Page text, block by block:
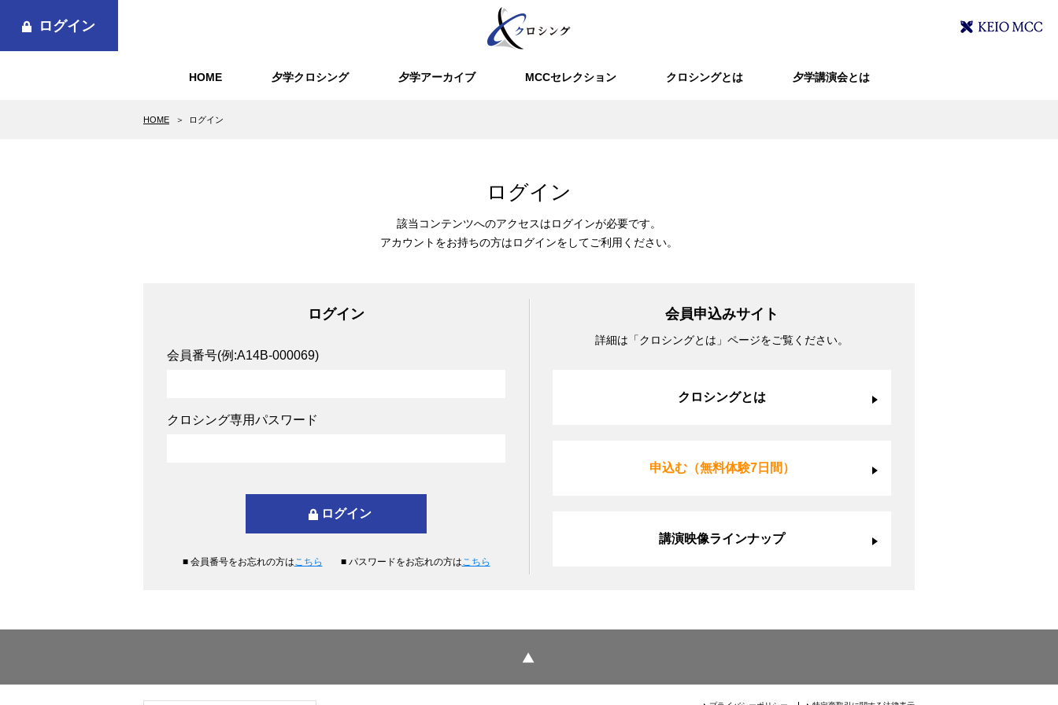
HOME 夕学クロシング 夕学アーカイブ MCCセレクション クロシングとは 夕学講演会とは
ログイン
HOME ログイン
ログイン
該当コンテンツへのアクセスはログインが必要です。
アカウントをお持ちの方はログインをしてご利用ください。
ログイン
会員番号(例:A14B-000069)
クロシング専用パスワード
■ 会員番号をお忘れの方はこちら ■ パスワードをお忘れの方はこちら
会員申込みサイト
詳細は「クロシングとは」ページをご覧ください。
クロシングとは
申込む（無料体験7日間）
講演映像ラインナップ